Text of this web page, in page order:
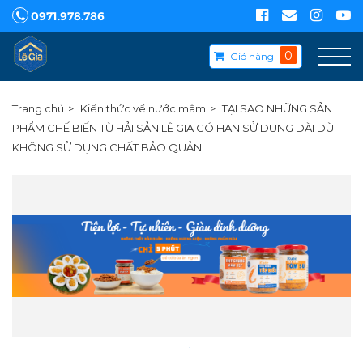
0971.978.786
Giỏ hàng 0
Trang chủ Kiến thức về nước mắm
TẠI SAO NHỮNG SẢN
PHẨM CHẾ BIẾN TỪ HẢI SẢN LÊ GIA CÓ HẠN SỬ DỤNG DÀI DÙ
KHÔNG SỬ DỤNG CHẤT BẢO QUẢN